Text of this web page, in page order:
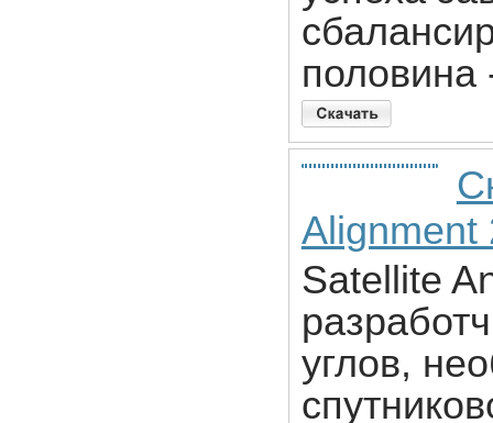
половина
Alignment
Satellite
углов,